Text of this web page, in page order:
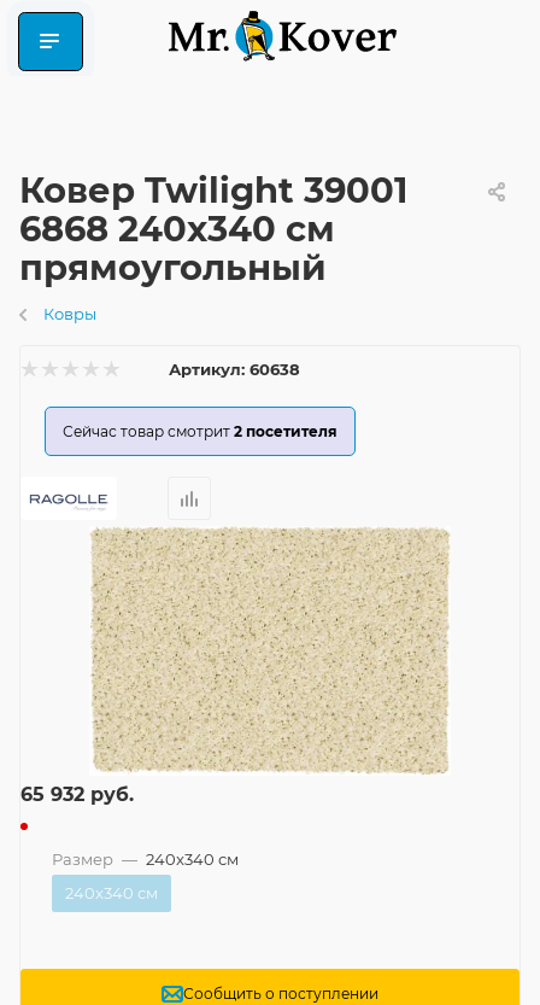
Ковер Twilight 39001
6868 240x340 см
прямоугольный
Ковры
Артикул: 60638
Сейчас товар смотрит 2 посетителя
65 932 руб.
Размер — 240x340 см
240x340 см
Сообщить о поступлении